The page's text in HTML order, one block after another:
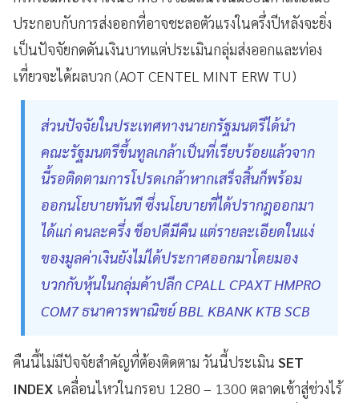
ประกอบกับการส่งออกที่อาจชะลอตัวแรงในครึ่งปีหลังจะยิ่ง
เป็นปัจจัยกดดันเงินบาทแต่ประเมินกลุ่มส่งออกและท่อง
เที่ยวจะได้ผลบวก (AOT CENTEL MINT ERW TU)
ส่วนปัจจัยในประเทศทางนายกรัฐมนตรีได้นำ
คณะรัฐมนตรีขึ้นทูลเกล้าเป็นที่เรียบร้อยแล้วจาก
นี้รอติดตามการโปรดเกล้าหากเสร็จสิ้นก็พร้อม
ออกนโยบายทันที ซึ่งนโยบายที่ได้ปรากฎออกมา
ได้แก่ คนละครึ่ง ช็อปดีมีคืน แต่รายละเอียดในแง่
ของมูลค่าเงินยังไม่ได้ประกาศออกมาโดยมอง
บวกกับหุ้นในกลุ่มค้าปลีก CPALL CPAXT HMPRO
COM7 ธนาคารพาณิชย์ BBL KBANK KTB SCB
คืนนี้ไม่มีปัจจัยสำคัญที่ต้องติดตาม วันนี้ประเมิน SET
INDEX เคลื่อนไหวในกรอบ 1280 – 1300 ตลาดเข้าสู่ช่วงไร้